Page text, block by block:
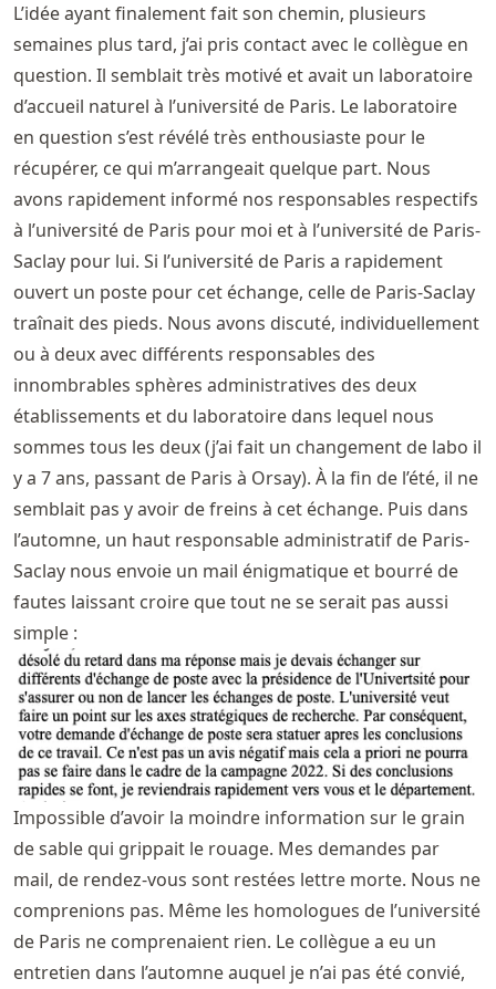
L’idée ayant finalement fait son chemin, plusieurs
semaines plus tard, j’ai pris contact avec le collègue en
question. Il semblait très motivé et avait un laboratoire
d’accueil naturel à l’université de Paris. Le laboratoire
en question s’est révélé très enthousiaste pour le
récupérer, ce qui m’arrangeait quelque part. Nous
avons rapidement informé nos responsables respectifs
à l’université de Paris pour moi et à l’université de Paris-
Saclay pour lui. Si l’université de Paris a rapidement
ouvert un poste pour cet échange, celle de Paris-Saclay
traînait des pieds. Nous avons discuté, individuellement
ou à deux avec différents responsables des
innombrables sphères administratives des deux
établissements et du laboratoire dans lequel nous
sommes tous les deux (j’ai fait un changement de labo il
y a 7 ans, passant de Paris à Orsay). À la fin de l’été, il ne
semblait pas y avoir de freins à cet échange. Puis dans
l’automne, un haut responsable administratif de Paris-
Saclay nous envoie un mail énigmatique et bourré de
fautes laissant croire que tout ne se serait pas aussi
simple :
Impossible d’avoir la moindre information sur le grain
de sable qui grippait le rouage. Mes demandes par
mail, de rendez-vous sont restées lettre morte. Nous ne
comprenions pas. Même les homologues de l’université
de Paris ne comprenaient rien. Le collègue a eu un
entretien dans l’automne auquel je n’ai pas été convié,